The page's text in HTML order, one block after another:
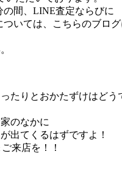
間、LINE査定ならびに
いては、こちらのブログ
たりとおかたずけはどう
のなかに
出てくるはずですよ！
来店を！！